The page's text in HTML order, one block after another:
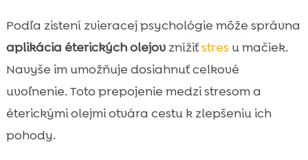
Podľa zistení zvieracej psychológie môže správna
aplikácia éterických olejovznížiťstres u mačiek.
Navyše im umožňuje dosiahnuť celkové
uvoľnenie. Toto prepojenie medzi stresom a
éterickými olejmi otvára cestu k zlepšeniu ich
pohody.